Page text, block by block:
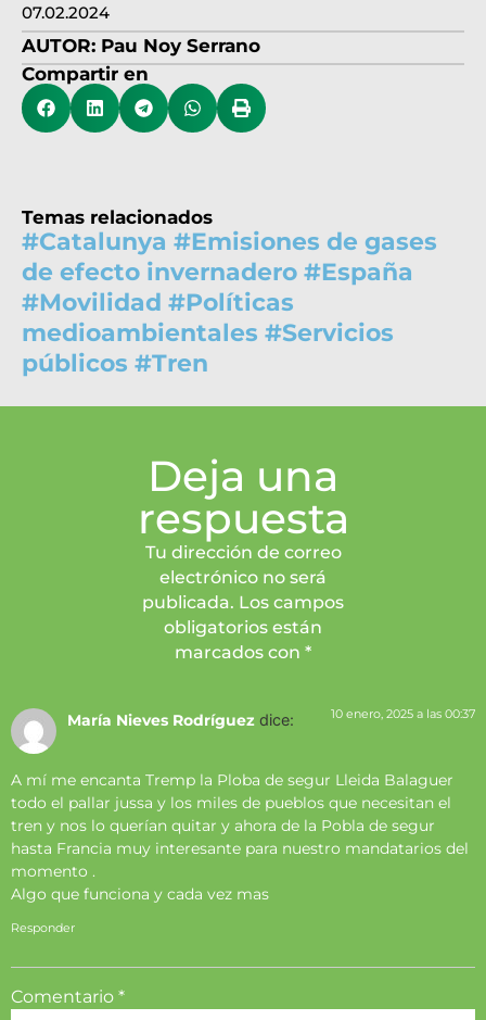
07.02.2024
AUTOR: Pau Noy Serrano
Compartir en
Temas relacionados
#Catalunya #Emisiones de gases
de efecto invernadero #España
#Movilidad #Políticas
medioambientales #Servicios
públicos #Tren
Deja una
respuesta
Tu dirección de correo
electrónico no será
publicada. Los campos
obligatorios están
marcados con *
María Nieves Rodríguez dice: 10 enero, 2025 a las 00:37
A mí me encanta Tremp la Ploba de segur Lleida Balaguer
todo el pallar jussa y los miles de pueblos que necesitan el
tren y nos lo querían quitar y ahora de la Pobla de segur
hasta Francia muy interesante para nuestro mandatarios del
momento .
Algo que funciona y cada vez mas
Responder
Comentario *